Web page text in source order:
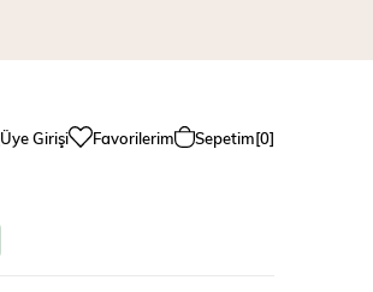
Üye Girişi Favorilerim Sepetim 0